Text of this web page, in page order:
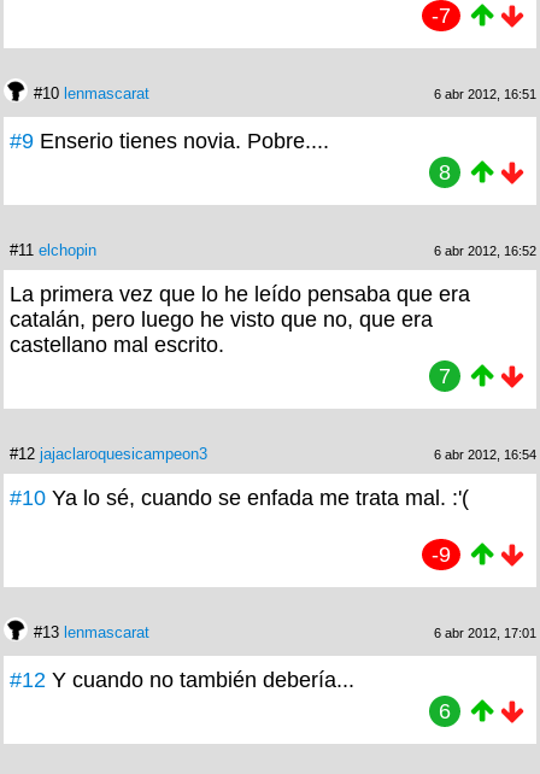
-7
#10 lenmascarat 6 abr 2012, 16:51
#9 Enserio tienes novia. Pobre....
8
#11 elchopin 6 abr 2012, 16:52
La primera vez que lo he leído pensaba que era
catalán, pero luego he visto que no, que era
castellano mal escrito.
7
#12 jajaclaroquesicampeon3 6 abr 2012, 16:54
#10 Ya lo sé, cuando se enfada me trata mal. :'(
-9
#13 lenmascarat 6 abr 2012, 17:01
#12 Y cuando no también debería...
6